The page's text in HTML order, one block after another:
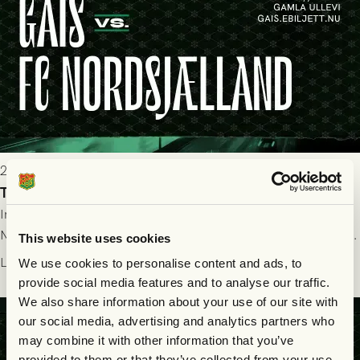
This website uses cookies
We use cookies to personalise content and ads, to
provide social media features and to analyse our traffic.
We also share information about your use of our site with
our social media, advertising and analytics partners who
may combine it with other information that you’ve
2026-07-22 19:00
Truppen till GAIS - FC Nordsjælland 23/7
Imorgon torsdag spelar GAIS herrar hemma mot FC
Nordsjælland på Gamla Ullevi med avspark kl 19.00! Fredrik
Holmberg och ledarstaben har tagit ut följande trupp till
matchen:
Läs mer